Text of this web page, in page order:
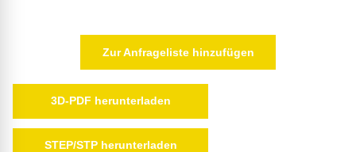
Zur Anfrageliste hinzufügen
3D-PDF herunterladen
STEP/STP herunterladen